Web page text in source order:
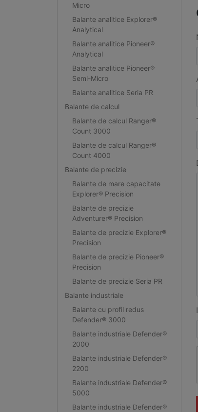
Micro
Balante analitice Explorer®
Analytical
Balante analitice Pioneer®
Analytical
Balante analitice Pioneer®
Semi-Micro
Balante analitice Seria PR
Balante de calcul
Balante de calcul Ranger®
Count 3000
Balante de calcul Ranger®
Count 4000
Balante de precizie
Balante de mare capacitate
Explorer® Precision
Balante de precizie
Adventurer® Precision
Balante de precizie Explorer®
Precision
Balante de precizie Pioneer®
Precision
Balante de precizie Seria PR
Balante industriale
Balante cu profil redus
Defender® 3000
Balante industriale Defender®
2000
Balante industriale Defender®
2200
Balante industriale Defender®
5000
Balante industriale Defender®